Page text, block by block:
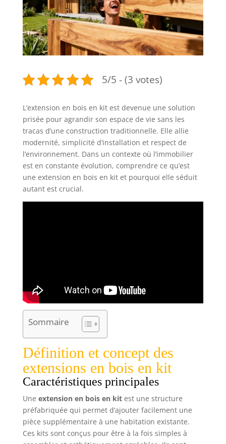
5/5 - (3 votes)
L’extension en bois en kit est devenue une solution
prisée pour agrandir son espace de vie sans les
tracas d’une construction traditionnelle. Elle allie
modernité, simplicité d’installation et respect de
l’environnement. Dans un contexte où l’immobilier
est en constante évolution, comprendre ce qu’est
une extension en bois en kit et pourquoi elle séduit
autant est crucial.
Sommaire
Définition et concept des
extensions en bois en kit
Caractéristiques principales
Une extension en bois en kitest une structure
préfabriquée qui permet d’ajouter facilement une
pièce supplémentaire à une habitation existante.
Ces kits sont conçus pour être à la fois simples à